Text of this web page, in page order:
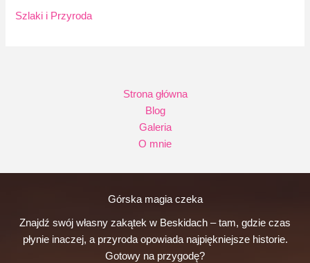
Szlaki i Przyroda
Strona główna
Blog
Galeria
O mnie
Górska magia czeka
Znajdź swój własny zakątek w Beskidach – tam, gdzie czas
płynie inaczej, a przyroda opowiada najpiękniejsze historie.
Gotowy na przygodę?